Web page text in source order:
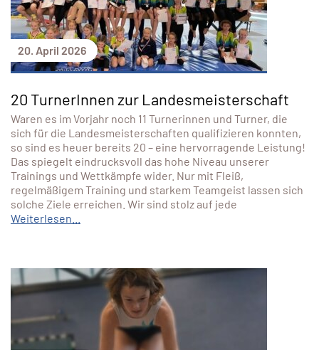
20. April 2026
20 TurnerInnen zur Landesmeisterschaft
Waren es im Vorjahr noch 11 Turnerinnen und Turner, die
sich für die Landesmeisterschaften qualifizieren konnten,
so sind es heuer bereits 20 – eine hervorragende Leistung!
Das spiegelt eindrucksvoll das hohe Niveau unserer
Trainings und Wettkämpfe wider. Nur mit Fleiß,
regelmäßigem Training und starkem Teamgeist lassen sich
solche Ziele erreichen. Wir sind stolz auf jede
Weiterlesen...